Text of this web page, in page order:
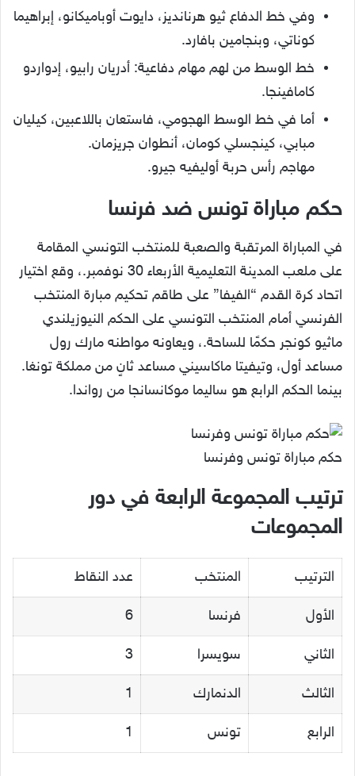
وفي خط الدفاع ثيو هرنانديز، دايوت أوباميكانو، إبراهيما
كوناتي، وبنجامين بافارد.
خط الوسط من لهم مهام دفاعية: أدريان رابيو، إدواردو
كامافينجا.
أما في خط الوسط الهجومي، فاستعان باللاعبين، كيليان
مبابي، كينجسلي كومان، أنطوان جريزمان.
مهاجم رأس حربة أوليفيه جيرو.
حكم مباراة تونس ضد فرنسا
في المباراة المرتقبة والصعبة للمنتخب التونسي المقامة
على ملعب المدينة التعليمية الأربعاء 30 نوفمبر.، وقع اختيار
اتحاد كرة القدم “الفيفا” على طاقم تحكيم مبارة المنتخب
الفرنسي أمام المنتخب التونسي على الحكم النيوزيلندي
ماثيو كونجر حكمًا للساحة.، ويعاونه مواطنه مارك رول
مساعد أول، وتيفيتا ماكاسيني مساعد ثانٍ من مملكة تونغا.
بينما الحكم الرابع هو ساليما موكانسانجا من رواندا.
حكم مباراة تونس وفرنسا
ترتيب المجموعة الرابعة في دور
المجموعات
الترتيب المنتخب عدد النقاط
الأول فرنسا 6
الثاني سويسرا 3
الثالث الدنمارك 1
الرابع تونس 1